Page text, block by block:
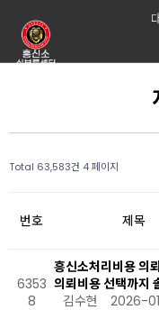
Total 63,583건 4 페이지
번호 제목
6353
8
흥신소처리비용 의
의뢰비용 선택까지
김수현
2026-